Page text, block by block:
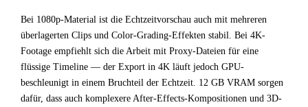
Bei 1080p-Material ist die Echtzeitvorschau auch mit mehreren
überlagerten Clips und Color-Grading-Effekten stabil. Bei 4K-
Footage empfiehlt sich die Arbeit mit Proxy-Dateien für eine
flüssige Timeline — der Export in 4K läuft jedoch GPU-
beschleunigt in einem Bruchteil der Echtzeit. 12 GB VRAM sorgen
dafür, dass auch komplexere After-Effects-Kompositionen und 3D-